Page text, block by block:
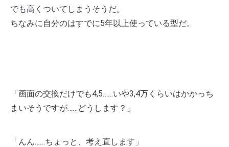
でも高くついてしまうそうだ。
ちなみに自分のはすでに5年以上使っている型だ。
「画面の交換だけでも4,5……いや3,4万くらいはかかっち
まいそうですが……どうします？」
「んん……ちょっと、考え直します」